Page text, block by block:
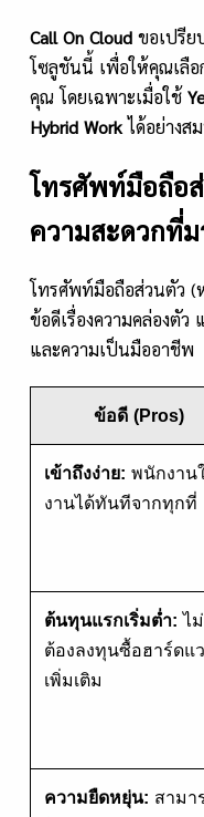
Call On Cloud ขอเปรีย
โซลูชันนี้ เพื่อให้คุณเลือ
คุณ โดยเฉพาะเมื่อใช้
Hybrid Workได้อย่าง
โทรศัพท์มือถือ
ความสะดวกที่
โทรศัพท์มือถือส่วนตัว (
ข้อดีเรื่องความคล่องตัว
และความเป็นมืออาชีพ
ข้อดี (Pros)
เข้าถึงง่าย: พนักงาน
งานได้ทันทีจากทุกที่
ต้นทุนแรกเริ่มต่ำ: ไม่
ต้องลงทุนซื้อฮาร์ดแ
เพิ่มเติม
ความยืดหยุ่น: สามา